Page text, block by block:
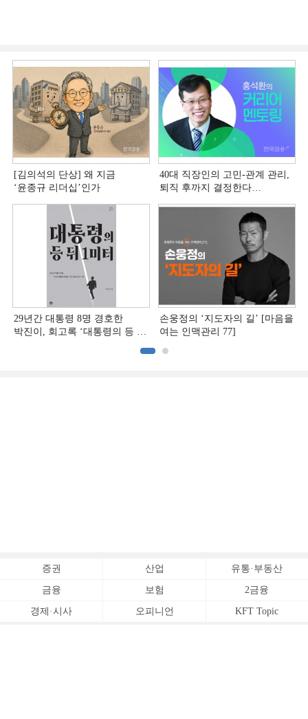
[김의석의 단상] 왜 지금
‘윤종규 리더십’인가
40대 직장인의 고민-관계 관리,
퇴직 후까지 결정한다
29년간 대통령 8명 경호한
박진이, 회고록 ‘대통령의 등 뒤
손웅정의 ‘지도자의 길’ [마음을
여는 인맥관리 77]
증권 산업 유통·부동산
금융 보험 2금융
경제·시사 오피니언 KFT Topic